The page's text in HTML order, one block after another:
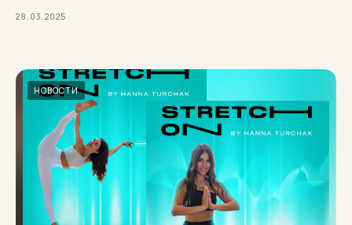
28.03.2025
НОВОСТИ